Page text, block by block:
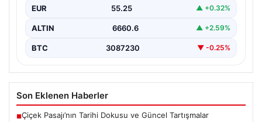
EUR 55.25 ▲ +0.32%
ALTIN 6660.6 ▲ +2.59%
BTC 3087230 ▼ -0.25%
Son Eklenen Haberler
■Çiçek Pasajı’nın Tarihi Dokusu ve Güncel Tartışmalar